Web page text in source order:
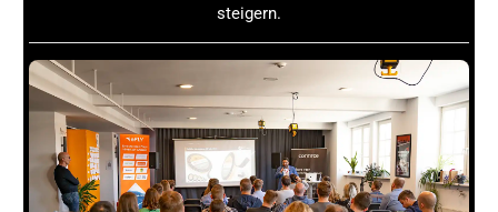
Entwürfe für Startseite und Kategorien erstellen.
optimieren, Markenstory formulieren.
Tag 13–15:
Store Inhalte einpflegen, Layout
finalisieren und Store zur Überprüfung einreichen.
Tag 16–18:Store live schalten und erste interne
Promotion starten (PPC, Sponsored Brands Ads).
Tag 19–22:Externe Traffic-Quellen aktivieren:
Social Media Posts, Newsletter, Influencer.
steigern.